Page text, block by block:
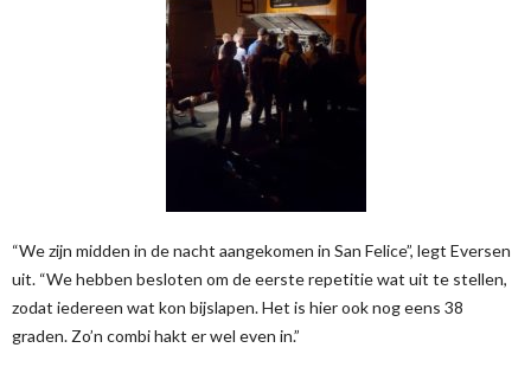
“We zijn midden in de nacht aangekomen in San Felice”, legt Eversen
uit. “We hebben besloten om de eerste repetitie wat uit te stellen,
zodat iedereen wat kon bijslapen. Het is hier ook nog eens 38
graden. Zo’n combi hakt er wel even in.”